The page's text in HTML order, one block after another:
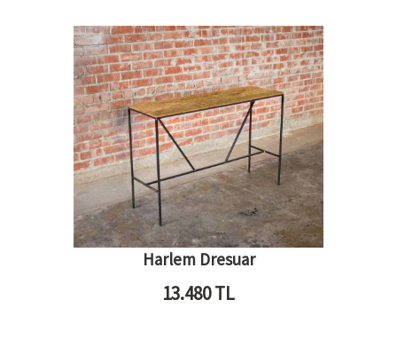
Harlem Dresuar
13.480TL